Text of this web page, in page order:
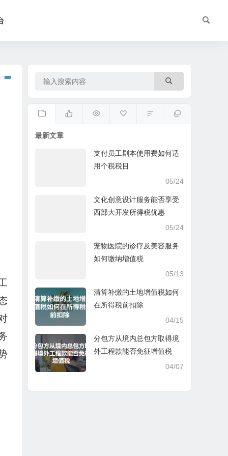
最新文章
支付员工剧本使用费如何适
用个税税目
05/24
文化创意设计服务能否享受
西部大开发所得税优惠
05/24
宠物医院的诊疗及美容服务
如何缴纳增值税
05/13
清算补缴的土地增值税如何
在所得税前扣除
04/15
分包方从境内总包方取得境
外工程款能否免征增值税
04/07